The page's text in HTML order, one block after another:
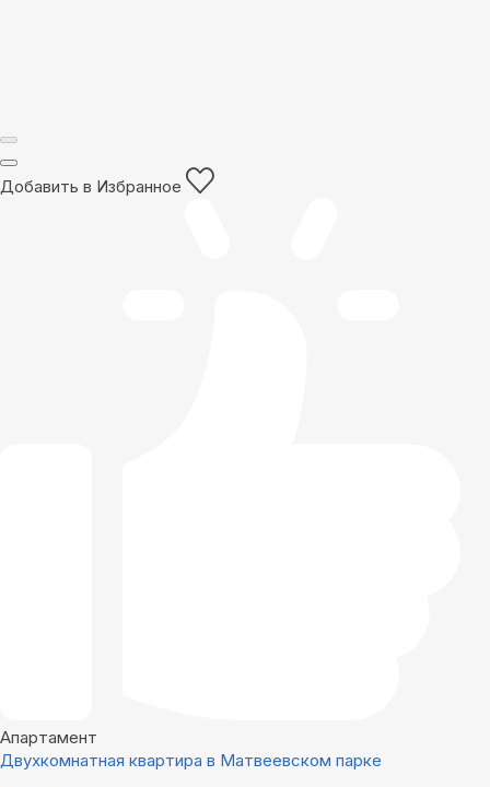
Добавить в Избранное
Апартамент
Двухкомнатная квартира в Матвеевском парке